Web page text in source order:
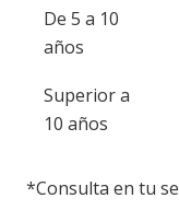
De 5 a 10
años
Superior a
10 años
*Consulta en tu